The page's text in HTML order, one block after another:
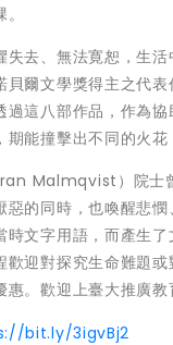
失去、無法寛恕，生
貝爾文學獎得主之代
過這八部作品，作為
能撞擊出不同的火花
Malmqvist）院士
惡的同時，也喚醒悲
時文字用語，而產生
迎對探究生命難題
惠。歡迎上臺大推廣
bit.ly/3igvBj2